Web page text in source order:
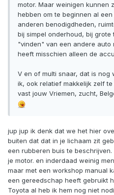
motor. Maar weinigen kunnen
hebben om te beginnen al
anderen benodigdheden,
bij simpel onderhoud, bij
"vinden" van een andere auto
heeft misschien alleen de
V en of multi snaar, dat is nog
ik, ook relatief makkelijk zelf
vast jouw Vriemen, zucht,
jup jup ik denk dat we het hier
buiten dat dat in je lichaam zit
een rubberen buis te
je motor. en inderdaad weinig
maar met een workshop manual
een gereedschap heeft gebruikt
Toyota al heb ik hem nog niet